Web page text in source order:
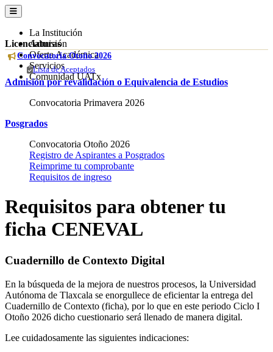
La Institución
Admisión
Oferta Académica
Servicios
Comunidad UATx
Licenciaturas
Convocatoria Otoño 2026
Lista de Aceptados
Admisión por revalidación o Equivalencia de Estudios
Convocatoria Primavera 2026
Posgrados
Convocatoria Otoño 2026
Registro de Aspirantes a Posgrados
Reimprime tu comprobante
Requisitos de ingreso
Requisitos para obtener tu
ficha CENEVAL
Cuadernillo de Contexto Digital
En la búsqueda de la mejora de nuestros procesos, la Universidad
Autónoma de Tlaxcala se enorgullece de eficientar la entrega del
Cuadernillo de Contexto (ficha), por lo que en este periodo Ciclo I
Otoño 2026 dicho cuestionario será llenado de manera digital.
Lee cuidadosamente las siguientes indicaciones: